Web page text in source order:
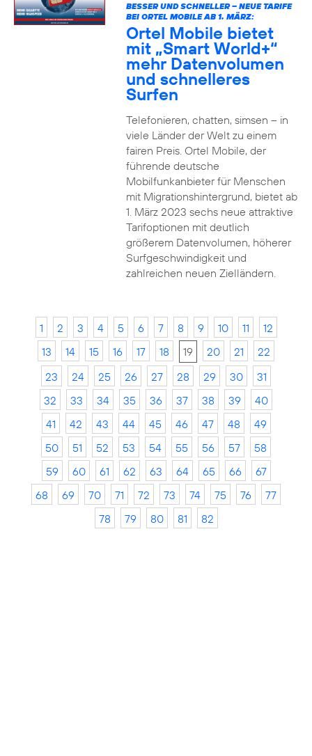
BESSER UND SCHNELLER – NEUE TARIFE
BEI ORTEL MOBILE AB 1. MÄRZ:
Ortel Mobile bietet
mit „Smart World+“
mehr Datenvolumen
und schnelleres
Surfen
Telefonieren, chatten, simsen – in
viele Länder der Welt zu einem
fairen Preis. Ortel Mobile, der
führende deutsche
Mobilfunkanbieter für Menschen
mit Migrationshintergrund, bietet ab
1. März 2023 sechs neue attraktive
Tarifoptionen mit deutlich
größerem Datenvolumen, höherer
Surfgeschwindigkeit und
zahlreichen neuen Zielländern.
1 2 3 4 5 6 7 8 9 10 11
12
13
14 15 16 17 18 19 20 21
22
23
24 25 26 27 28 29 30
31
32
33 34 35 36 37 38 39
40
41
42 43 44 45 46 47 48
49
50
51 52 53 54 55 56 57
58
59
60 61 62 63 64 65 66
67
68
69 70 71 72 73 74 75 76
77
78
79 80 81 82